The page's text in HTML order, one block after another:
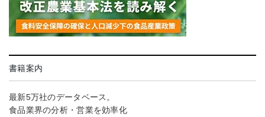
書籍案内
最新5万社のデータベース。
食品業界の分析・営業を効率化